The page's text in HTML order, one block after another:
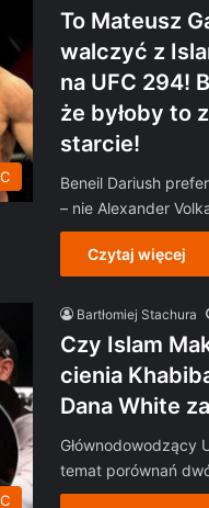
To Mateusz
walczyć z
na UFC 294!
że byłoby to
starcie!
Beneil Dariush
– nie Alexander
Czytaj więcej
Bartłomiej Stachura
Czy Islam
cienia
Dana White
Głównodowodzący
temat porównań